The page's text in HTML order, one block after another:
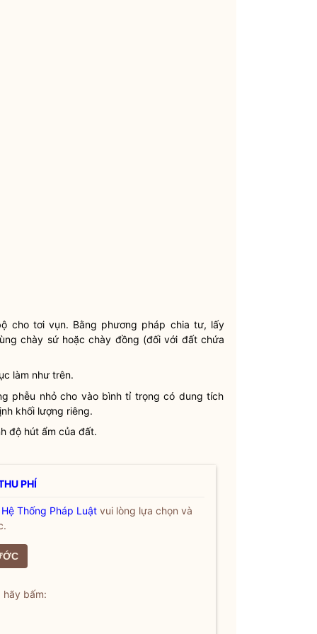
cho tơi vụn. Bằng phương pháp chia tư, lấy
chày sứ hoặc chày đồng (đối với đất chứa
làm như trên.
phễu nhỏ cho vào bình tỉ trọng có dung tích
khối lượng riêng.
độ hút ẩm của đất.
PHÍ
Hệ Thống Pháp Luật vui lòng lựa chọn và
hãy bấm: